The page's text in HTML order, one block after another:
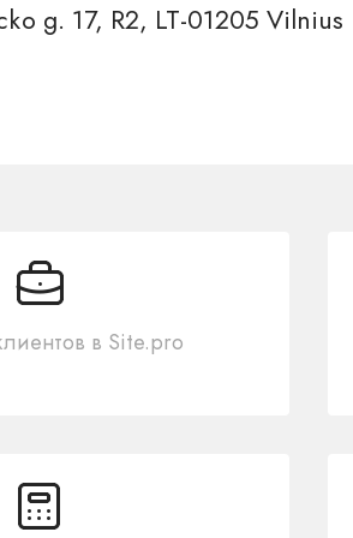
g. 17, R2, LT-01205 Vilnius
в Site.pro